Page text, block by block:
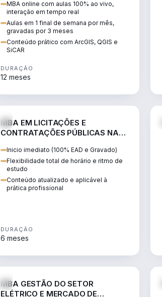
perícia ambiental com ArcGIS, QGIS e
SiCAR.
MBA online com aulas 100% ao vivo,
interação em tempo real
Aulas em 1 final de semana por mês,
gravadas por 3 meses
Conteúdo prático com ArcGIS, QGIS e
SiCAR
DURAÇÃO
12 meses
MBA EM LICITAÇÕES E
CONTRATAÇÕES PÚBLICAS NA
Inicio imediato (100% EAD e Gravado)
Flexibilidade total de horário e ritmo de
estudo
Conteúdo atualizado e aplicável à
prática profissional
DURAÇÃO
6 meses
MBA GESTÃO DO SETOR
ELÉTRICO E MERCADO DE